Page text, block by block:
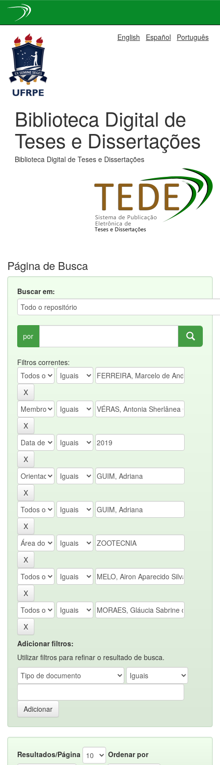
navigation
English Español Português
Biblioteca Digital de
Teses e Dissertações
Biblioteca Digital de Teses e Dissertações
Página de Busca
Buscar em:
por
Filtros correntes:
Adicionar filtros:
Utilizar filtros para refinar o resultado de busca.
Resultados/Página
Ordenar por